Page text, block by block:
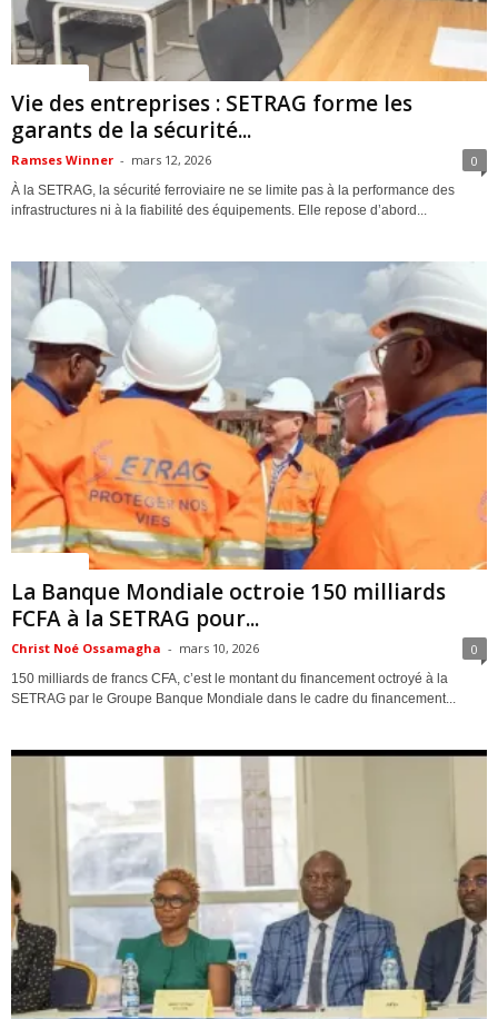
Vie des entreprises : SETRAG forme les
garants de la sécurité...
Ramses Winner - mars 12, 2026 0
À la SETRAG, la sécurité ferroviaire ne se limite pas à la performance des
infrastructures ni à la fiabilité des équipements. Elle repose d’abord...
La Banque Mondiale octroie 150 milliards
FCFA à la SETRAG pour...
Christ Noé Ossamagha - mars 10, 2026 0
150 milliards de francs CFA, c’est le montant du financement octroyé à la
SETRAG par le Groupe Banque Mondiale dans le cadre du financement...